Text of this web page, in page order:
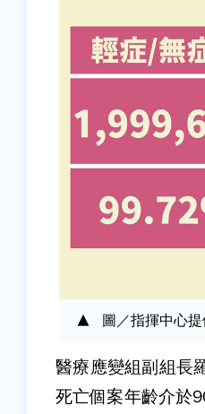
圖／指揮中心
醫療應變組副組長
死亡個案年齡介於